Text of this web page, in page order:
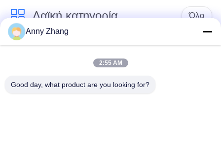
Λαϊκή κατηγορία Όλα
κάρρο μεταφοράς
trackless κάρρο
μεταφοράς
κάρρο μεταφοράς
AGV αυτόματο
Anny Zhang
2:55 AM
Good day, what product are you looking for?